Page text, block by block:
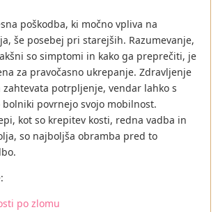
poškodba, ki močno vpliva na
še posebej pri starejših. Razumevanje,
so simptomi in kako ga preprečiti, je
za pravočasno ukrepanje. Zdravljenje
potrpljenje, vendar lahko s
povrnejo svojo mobilnost.
kot so krepitev kosti, redna vadba in
so najboljša obramba pred to
po zlomu